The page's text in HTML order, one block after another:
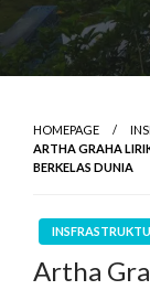
HOMEPAGE
ARTHA GRAHA
BERKELAS DUNIA
Artha